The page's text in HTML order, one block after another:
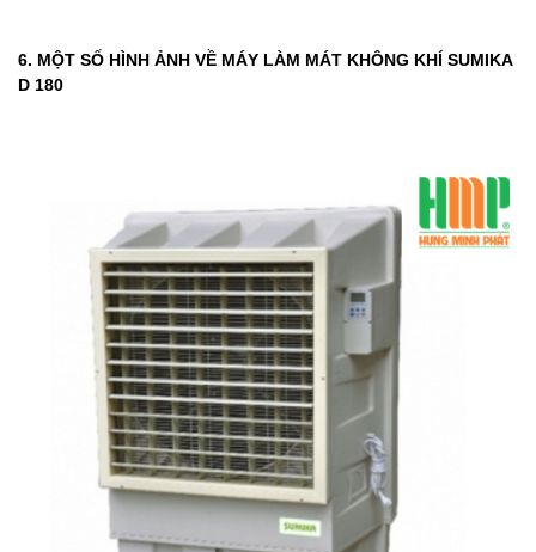
6. MỘT SỐ HÌNH ẢNH VỀ MÁY LÀM MÁT KHÔNG KHÍ SUMIKA
D 180